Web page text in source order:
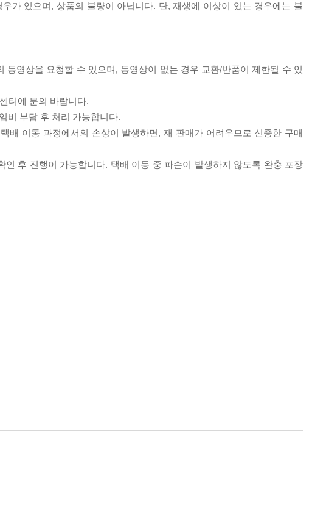
가 있으며, 상품의 불량이 아닙니다. 단, 재생에 이상이 있는 경우에는 불
영상을 요청할 수 있으며, 동영상이 없는 경우 교환/반품이 제한될 수 있
터에 문의 바랍니다.
비 부담 후 처리 가능합니다.
배 이동 과정에서의 손상이 발생하면, 재 판매가 어려우므로 신중한 구매
후 진행이 가능합니다. 택배 이동 중 파손이 발생하지 않도록 완충 포장